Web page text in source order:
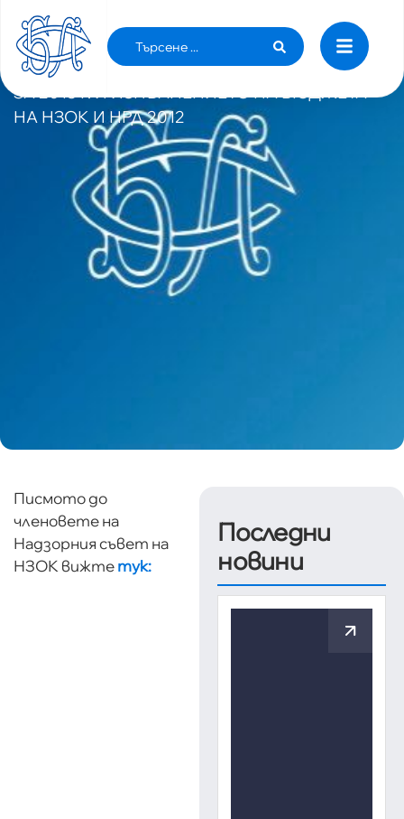
БЛС ИСКА СРЕЩА С НЗОК ОТНОСНО
МЕТОДИКАТА ЗА БОЛНИЧНО ФИНАНСИРАНЕ
ЗА 2013 Г. И ИЗПЪЛНЕНИЕТО НА БЮДЖЕТА
НА НЗОК И НРД 2012
Писмото до
членовете на
Надзорния съвет на
НЗОК вижтетук:
Последни
новини